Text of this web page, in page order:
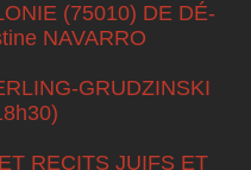
(75010) DE DÉ-
NAVARRO
GRUDZINSKI
RECITS JUIFS ET